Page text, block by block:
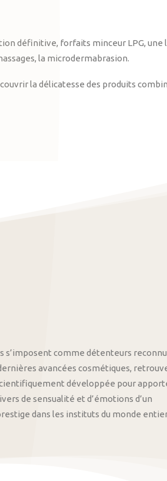
définitive, forfaits minceur LPG, une
la microdermabrasion.
la délicatesse des produits
s’imposent comme détenteurs
avancées cosmétiques,
développée pour
de sensualité et d’émotions d’un
dans les instituts du monde